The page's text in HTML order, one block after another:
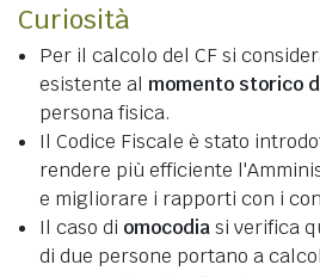
Curiosità
Per il calcolo del CF si
esistente al momento storico
persona fisica.
Il Codice Fiscale è stato
rendere più efficiente
e migliorare i rapporti con i
Il caso di omocodiasi verifica
di due persone portano a